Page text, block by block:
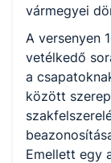
vármegyei
A versenyen
vetélkedő
a
között
Emellett egy